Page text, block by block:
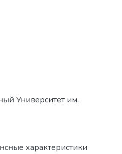
Университет им.
характеристики